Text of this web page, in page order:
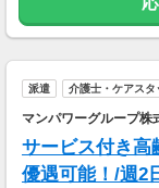
派遣 介護士・ケアスタ
マンパワーグループ株
サービス付き高
優遇可能！/週2